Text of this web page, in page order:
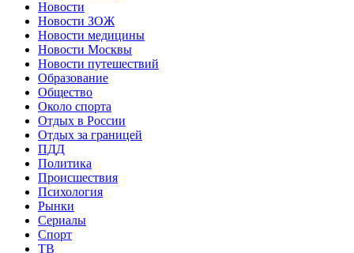
Новости
Новости ЗОЖ
Новости медицины
Новости Москвы
Новости путешествий
Образование
Общество
Около спорта
Отдых в России
Отдых за границей
ПДД
Политика
Происшествия
Психология
Рынки
Сериалы
Спорт
ТВ